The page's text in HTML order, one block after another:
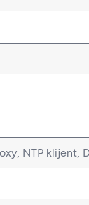
NTP klijent,